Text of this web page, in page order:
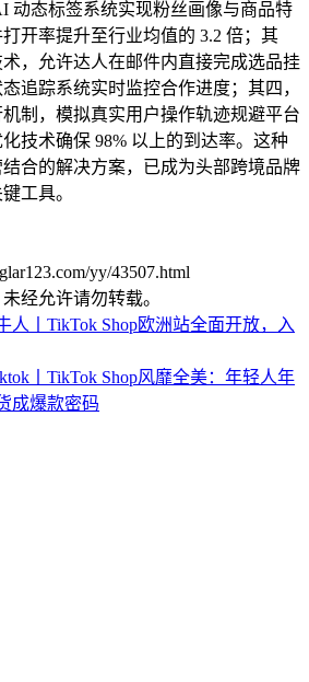
动态标签系统实现粉丝画像与商品特
开率提升至行业均值的 3.2 倍；其
，允许达人在邮件内直接完成选品挂
追踪系统实时监控合作进度；其四，
制，模拟真实用户操作轨迹规避平台
技术确保 98% 以上的到达率。这种
合的解决方案，已成为头部跨境品牌
工具。
yy/43507.html
经允许请勿转载。
人丨TikTok Shop欧洲站全面开放，入
丨TikTok Shop风靡全美：年轻人年
成爆款密码